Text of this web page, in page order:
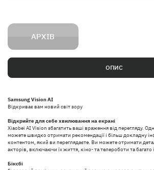
АРХІВ
ОПИС
Samsung Vision AI
Відкриває вам новий світ зору
Відкрийте для себе хвилювання на екрані
Xiaobei AI Vision збагатить ваші враження від перегляду.
можете швидко отримати рекомендації і більш докладну
контентом, який ви переглядаєте. Ви можете отримати
акторів, включаючи їх життя, кіно- та телероботи та багато
Біксбі